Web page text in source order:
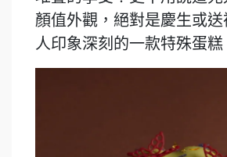
顏值外觀，絕對是慶生或
人印象深刻的一款特殊蛋糕